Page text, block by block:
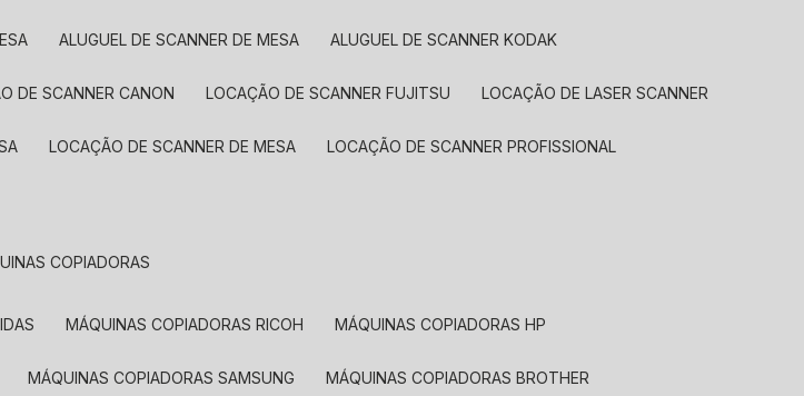
ALUGUEL DE SCANNER DE MESA ALUGUEL DE SCANNER KODAK
DE SCANNER CANON LOCAÇÃO DE SCANNER FUJITSU LOCAÇÃO DE LASER SCANNER
LOCAÇÃO DE SCANNER DE MESA LOCAÇÃO DE SCANNER PROFISSIONAL
COPIADORAS
MÁQUINAS COPIADORAS RICOH MÁQUINAS COPIADORAS HP
MÁQUINAS COPIADORAS SAMSUNG MÁQUINAS COPIADORAS BROTHER